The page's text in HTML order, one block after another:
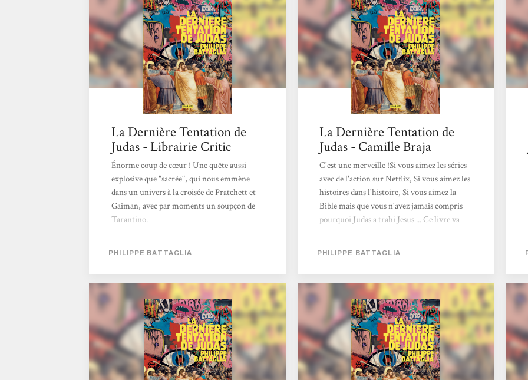
contemporain avec fantastique religieux,
évoque De bons présages de Pratchett et
Gaiman. Comparaison...
il est légèrement en froid avec les autres
apôtres qui eux non plus, ne peuvent pas
mourir. Sauf qu'il y a l'apparition...
La Dernière Tentation de
Judas - Librairie Critic
Énorme coup de cœur ! Une quête aussi
explosive que "sacrée", qui nous emmène
dans un univers à la croisée de Pratchett et
Gaiman, avec par moments un soupçon de
Tarantino.
PHILIPPE BATTAGLIA
La Dernière Tentation de
Judas - Camille Braja
C'est une merveille !Si vous aimez les séries
avec de l'action sur Netflix, Si vous aimez les
histoires dans l'histoire, Si vous aimez la
Bible mais que vous n'avez jamais compris
pourquoi Judas a trahi Jesus ... Ce livre va
Mais quelle réussite ! Ça faisait très
longtemps que je n'avais pas lu un livre aussi
rapidement et avec autant d'envie de
connaître la fin ... Tous les apôtres sont de la
partie et une mention spéciale pour le
commando, à découvrir pour rire et à Marie
Magdala pour...
PHILIPPE BATTAGLIA